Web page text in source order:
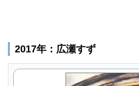
2017年：広瀬すず